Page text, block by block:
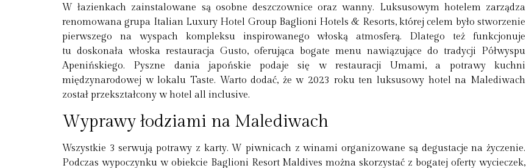
W łazienkach zainstalowane są osobne deszczownice oraz wanny. Luksusowym hotelem zarządza
renomowana grupa Italian Luxury Hotel Group Baglioni Hotels & Resorts, której celem było stworzenie
pierwszego na wyspach kompleksu inspirowanego włoską atmosferą. Dlatego też funkcjonuje
tu doskonała włoska restauracja Gusto, oferująca bogate menu nawiązujące do tradycji Półwyspu
Apenińskiego. Pyszne dania japońskie podaje się w restauracji Umami, a potrawy kuchni
międzynarodowej w lokalu Taste. Warto dodać, że w 2023 roku ten luksusowy hotel na Malediwach
został przekształcony w hotel all inclusive.
Wyprawy łodziami na Malediwach
Wszystkie 3 serwują potrawy z karty. W piwnicach z winami organizowane są degustacje na życzenie.
Podczas wypoczynku w obiekcie Baglioni Resort Maldives można skorzystać z bogatej oferty wycieczek,